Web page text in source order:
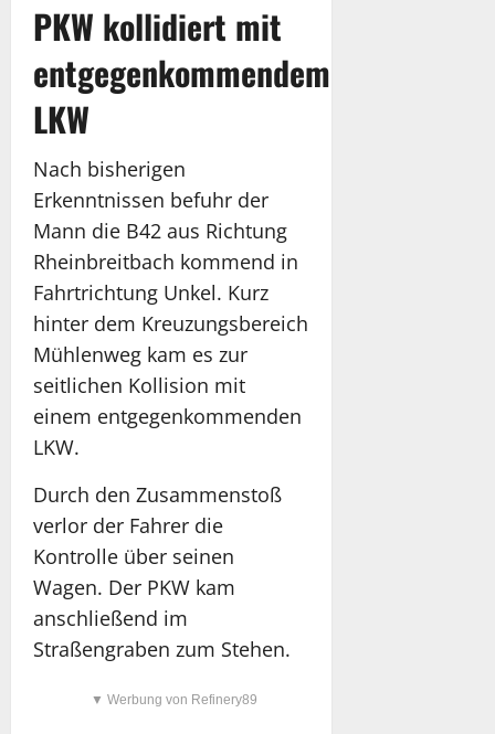
PKW kollidiert mit
entgegenkommendem
LKW
Nach bisherigen
Erkenntnissen befuhr der
Mann die B42 aus Richtung
Rheinbreitbach kommend in
Fahrtrichtung Unkel. Kurz
hinter dem Kreuzungsbereich
Mühlenweg kam es zur
seitlichen Kollision mit
einem entgegenkommenden
LKW.
Durch den Zusammenstoß
verlor der Fahrer die
Kontrolle über seinen
Wagen. Der PKW kam
anschließend im
Straßengraben zum Stehen.
▼ Werbung von Refinery89